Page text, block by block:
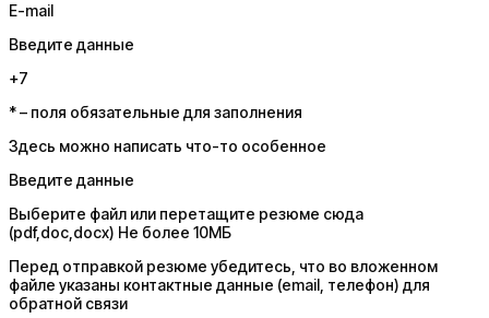
E-mail
Введите данные
+7
* – поля обязательные для заполнения
Здесь можно написать что-то особенное
Введите данные
Выберите файл или перетащите резюме сюда
(pdf,doc,docx) Не более 10МБ
Перед отправкой резюме убедитесь, что во вложенном
файле указаны контактные данные (email, телефон) для
обратной связи